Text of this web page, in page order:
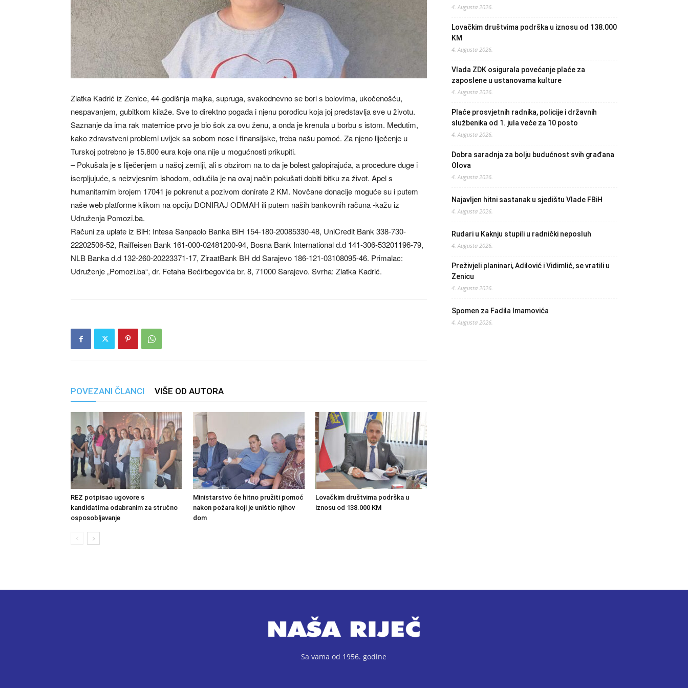
Zlatka Kadrić iz Zenice, 44-godišnja majka, supruga, svakodnevno se bori s bolovima, ukočenošću,
nespavanjem, gubitkom kilaže. Sve to direktno pogađa i njenu porodicu koja joj predstavlja sve u životu.
Saznanje da ima rak maternice prvo je bio šok za ovu ženu, a onda je krenula u borbu s istom. Međutim,
kako zdravstveni problemi uvijek sa sobom nose i finansijske, treba našu pomoć. Za njeno liječenje u
Turskoj potrebno je 15.800 eura koje ona nije u mogućnosti prikupiti.
– Pokušala je s liječenjem u našoj zemlji, ali s obzirom na to da je bolest galopirajuća, a procedure duge i
iscrpljujuće, s neizvjesnim ishodom, odlučila je na ovaj način pokušati dobiti bitku za život. Apel s
humanitarnim brojem 17041 je pokrenut a pozivom donirate 2 KM. Novčane donacije moguće su i putem
naše web platforme klikom na opciju DONIRAJ ODMAH ili putem naših bankovnih računa -kažu iz
Udruženja Pomozi.ba.
Računi za uplate iz BiH: Intesa Sanpaolo Banka BiH 154-180-20085330-48, UniCredit Bank 338-730-
22202506-52, Raiffeisen Bank 161-000-02481200-94, Bosna Bank International d.d 141-306-53201196-79,
NLB Banka d.d 132-260-20223371-17, ZiraatBank BH dd Sarajevo 186-121-03108095-46. Primalac:
Udruženje „Pomozi.ba“, dr. Fetaha Bećirbegovića br. 8, 71000 Sarajevo. Svrha: Zlatka Kadrić.
POVEZANI ČLANCI VIŠE OD AUTORA
REZ potpisao ugovore s
kandidatima odabranim za stručno
osposobljavanje
Ministarstvo će hitno pružiti pomoć
nakon požara koji je uništio njihov
dom
Lovačkim društvima podrška u
iznosu od 138.000 KM
4. Augusta 2026.
Lovačkim društvima podrška u iznosu od 138.000
KM
4. Augusta 2026.
Vlada ZDK osigurala povećanje plaće za
zaposlene u ustanovama kulture
4. Augusta 2026.
Plaće prosvjetnih radnika, policije i državnih
službenika od 1. jula veće za 10 posto
4. Augusta 2026.
Dobra saradnja za bolju budućnost svih građana
Olova
4. Augusta 2026.
Najavljen hitni sastanak u sjedištu Vlade FBiH
4. Augusta 2026.
Rudari u Kaknju stupili u radnički neposluh
4. Augusta 2026.
Preživjeli planinari, Adilović i Vidimlić, se vratili u
Zenicu
4. Augusta 2026.
Spomen za Fadila Imamovića
4. Augusta 2026.
Sa vama od 1956. godine